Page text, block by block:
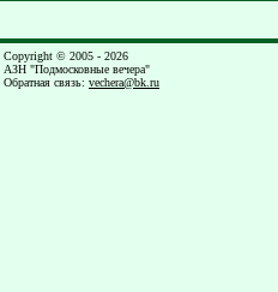
Copyright © 2005 - 2026
АЗН "Подмосковные вечера"
Обратная связь: vechera@bk.ru